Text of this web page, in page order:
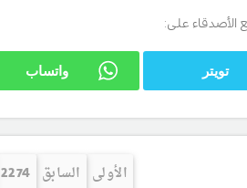
على:
تويتر واتساب
الأولى السابق 2274